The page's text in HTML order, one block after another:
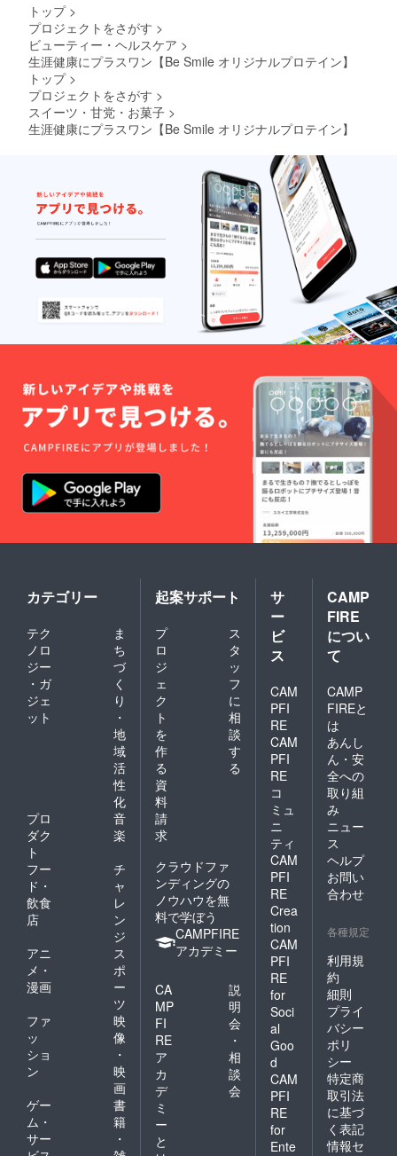
トップ >
プロジェクトをさがす >
ビューティー・ヘルスケア >
生涯健康にプラスワン【Be Smile オリジナルプロテイン】
トップ >
プロジェクトをさがす >
スイーツ・甘党・お菓子 >
生涯健康にプラスワン【Be Smile オリジナルプロテイン】
カテゴリー
テク
ノロ
ジー
・ガ
ジェ
ット
ま
ち
づ
く
り
・
地
域
活
性
化
プロ
ダク
ト
音
楽
フー
ド・
飲食
店
チ
ャ
レ
ン
ジ
アニ
メ・
漫画
ス
ポ
ー
ツ
ファ
ッ
ショ
ン
映
像
・
映
画
ゲー
ム・
サー
書
籍
・
起案サポート
プ
ロ
ジ
ェ
ク
ト
を
作
る
ス
タ
ッ
フ
に
相
談
す
る
資
料
請
求
クラウドファ
ンディングの
ノウハウを無
料で学ぼう
CAMPFIRE
アカデミー
CA
MP
FI
RE
ア
カ
デ
ミ
ー
と
説
明
会
・
相
談
会
サ
ー
ビ
ス
CAM
PFI
RE
CAM
PFI
RE
コ
ミュ
ニ
ティ
CAM
PFI
RE
Crea
tion
CAM
PFI
RE
for
Soci
al
Goo
d
CAM
PFI
RE
for
Ente
CAMP
FIRE
につい
て
CAMP
FIREと
は
あんし
ん・安
全への
取り組
み
ニュー
ス
ヘルプ
お問い
合わせ
各種規定
利用規
約
細則
プライ
バシー
ポリ
シー
特定商
取引法
に基づ
く表記
情報セ